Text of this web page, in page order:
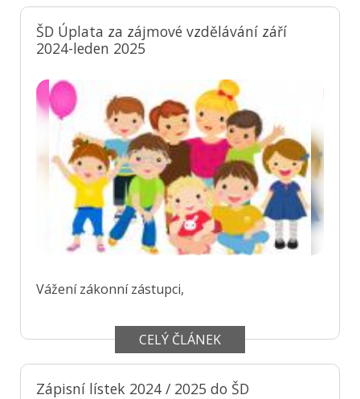
ŠD Úplata za zájmové vzdělávání září
2024-leden 2025
Vážení zákonní zástupci,
CELÝ ČLÁNEK
Zápisní lístek 2024 / 2025 do ŠD